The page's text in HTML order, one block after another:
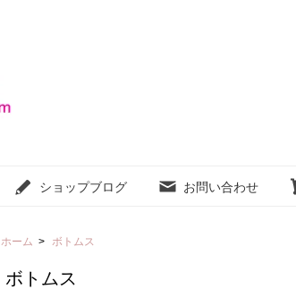
ショップブログ お問い合わせ
ホーム > ボトムス
ボトムス